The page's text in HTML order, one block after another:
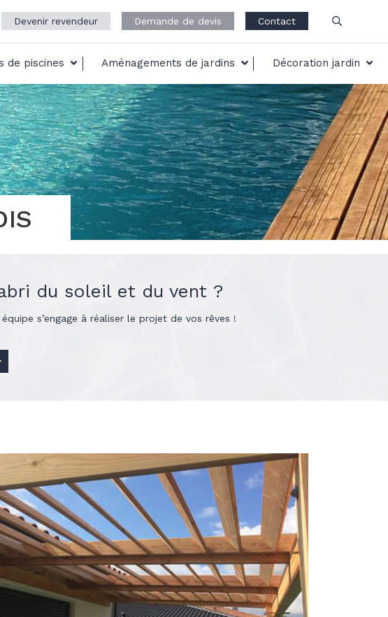
Devenir revendeur Demande de devis Contact
de piscines Aménagements de jardins Décoration jardin
du soleil et du vent ?
s’engage à réaliser le projet de vos rêves !